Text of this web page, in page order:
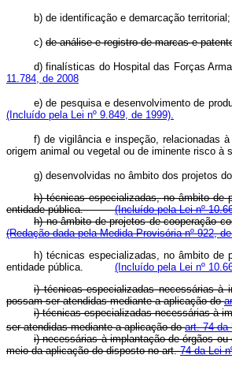
b) de identificação e
c) de análise e registro de marcas e
d) finalísticas do Hospital das
11.784, de 2008
e) de pesquisa e desenvolvimento de
(Incluído pela Lei nº 9.849, de 1999).
f) de vigilância e inspeção, relacionadas
origem animal ou vegetal ou de iminente
g) desenvolvidas no âmbito dos
h) técnicas especializadas, no âmbito de
entidade pública.(Incluído pela Lei nº
h) no âmbito de projetos de cooperação
(Redação dada pela Medida Provisória nº 922,
h) técnicas especializadas, no âmbito de
entidade pública. (Incluído pela Lei nº
i) técnicas especializadas necessárias à
possam ser atendidas mediante a aplicação do
i) técnicas especializadas necessárias à
ser atendidas mediante a aplicação doart. 74 da
i) necessárias à implantação de órgãos
meio da aplicação do disposto no art.74 da Lei